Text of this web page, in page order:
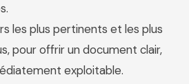
les plus pertinents et les plus
pour offrir un document clair,
exploitable.